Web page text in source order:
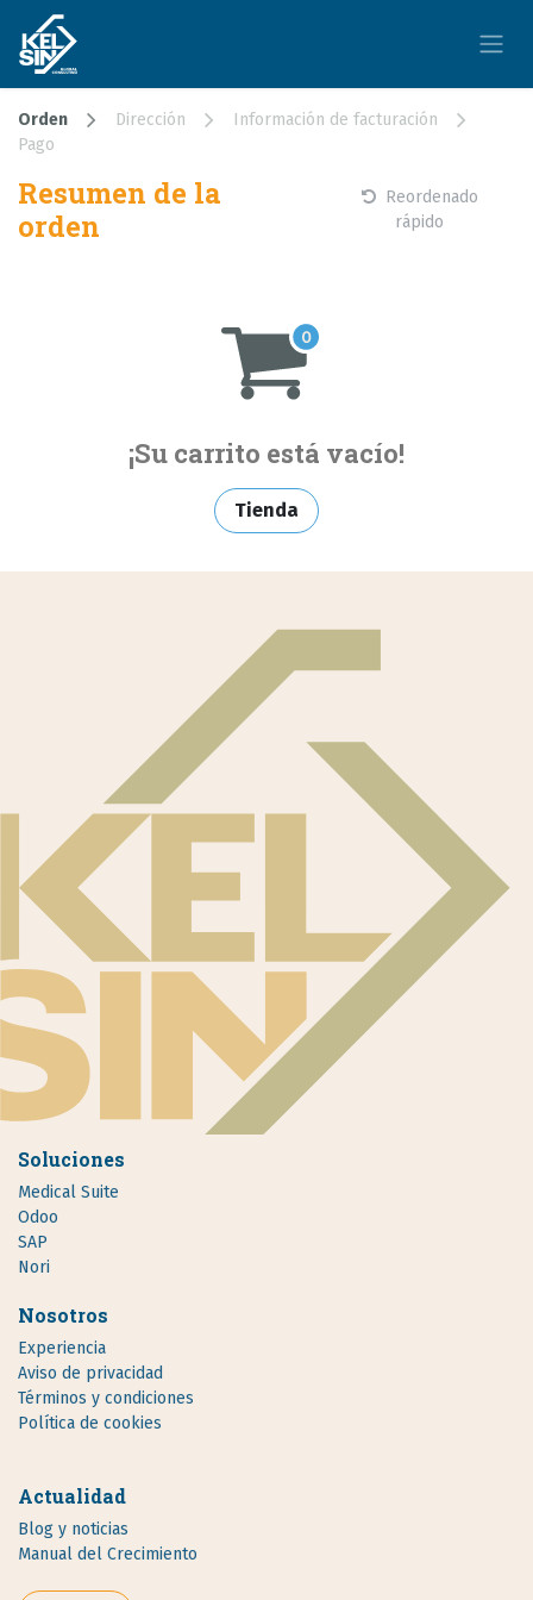
Ir al contenido
Orden Dirección
Información de facturación
Pago
Resumen de la
orden
Reordenado
rápido
¡Su carrito está vacío!
Tienda
Soluciones
Medical Suite
Odoo
SAP
Nori
Nosotros
Experiencia
Aviso de privacidad
Términos y condiciones
Política de cookies
Actualidad
Blog y noticias
Manual del Crecimiento